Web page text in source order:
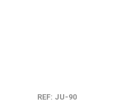
REF: JU-90